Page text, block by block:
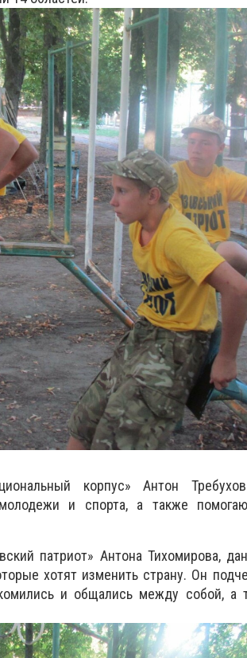
корпус» Антон
и спорта, а также
патриот» Антона Тихомирова,
хотят изменить страну. Он
и общались между собой, а